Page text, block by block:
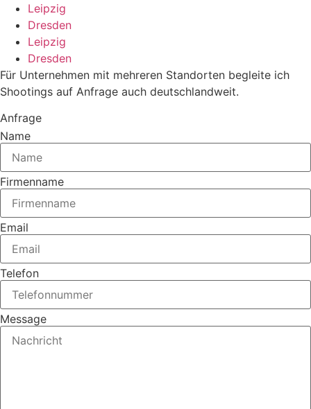
Leipzig
Dresden
Leipzig
Dresden
Für Unternehmen mit mehreren Standorten begleite ich
Shootings auf Anfrage auch deutschlandweit.
Anfrage
Name
Firmenname
Email
Telefon
Message